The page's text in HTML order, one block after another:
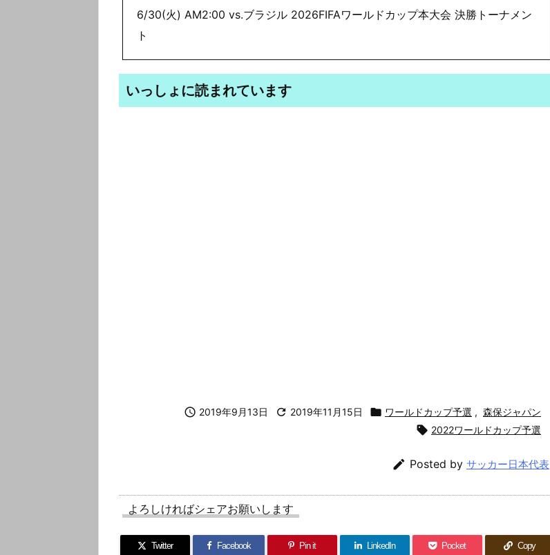
6/30(火) AM2:00 vs.ブラジル 2026FIFAワールドカップ本大会 決勝トーナメン
ト
いっしょに読まれています
 2019年9月13日  2019年11月15日  ワールドカップ予選 , 森保ジャパン
 2022ワールドカップ予選
 Posted by サッカー日本代表
よろしければシェアお願いします
Twitter Facebook Pin it LinkedIn Pocket Copy